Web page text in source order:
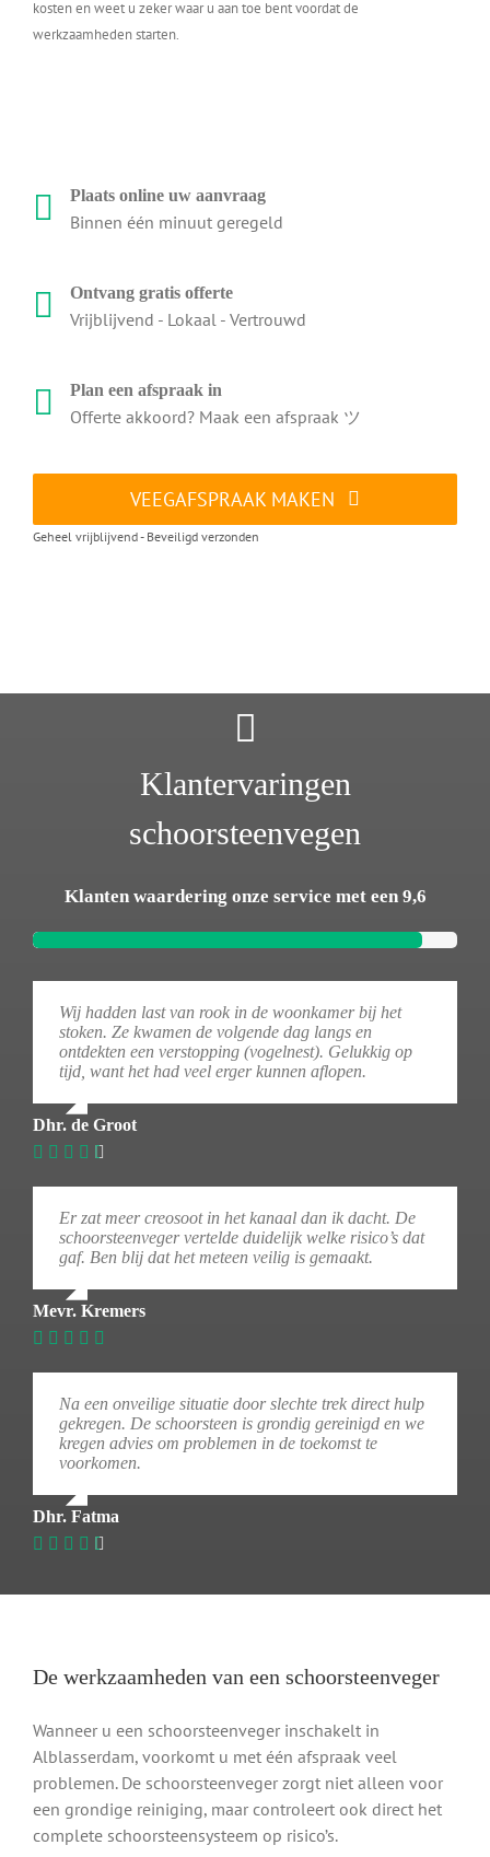
kosten en weet u zeker waar u aan toe bent voordat de
werkzaamheden starten.
Plaats online uw aanvraag
Binnen één minuut geregeld
Ontvang gratis offerte
Vrijblijvend - Lokaal - Vertrouwd
Plan een afspraak in
Offerte akkoord? Maak een afspraak ツ
VEEGAFSPRAAK MAKEN
Geheel vrijblijvend - Beveiligd verzonden
Klantervaringen
schoorsteenvegen
Klanten waardering onze service met een 9,6
Wij hadden last van rook in de woonkamer bij het
stoken. Ze kwamen de volgende dag langs en
ontdekten een verstopping (vogelnest). Gelukkig op
tijd, want het had veel erger kunnen aflopen.
Dhr. de Groot
Er zat meer creosoot in het kanaal dan ik dacht. De
schoorsteenveger vertelde duidelijk welke risico’s dat
gaf. Ben blij dat het meteen veilig is gemaakt.
Mevr. Kremers
Na een onveilige situatie door slechte trek direct hulp
gekregen. De schoorsteen is grondig gereinigd en we
kregen advies om problemen in de toekomst te
voorkomen.
Dhr. Fatma
De werkzaamheden van een schoorsteenveger
Wanneer u een schoorsteenveger inschakelt in
Alblasserdam, voorkomt u met één afspraak veel
problemen. De schoorsteenveger zorgt niet alleen voor
een grondige reiniging, maar controleert ook direct het
complete schoorsteensysteem op risico’s.